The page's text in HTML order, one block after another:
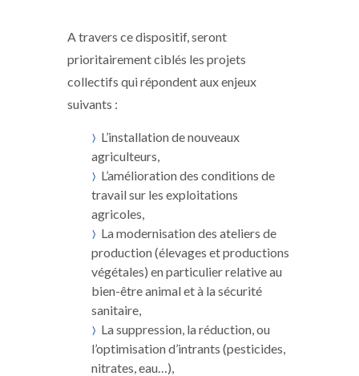
A travers ce dispositif, seront
prioritairement ciblés les projets
collectifs qui répondent aux enjeux
suivants :
L’installation de nouveaux
agriculteurs,
L’amélioration des conditions de
travail sur les exploitations
agricoles,
La modernisation des ateliers de
production (élevages et productions
végétales) en particulier relative au
bien-être animal et à la sécurité
sanitaire,
La suppression, la réduction, ou
l’optimisation d’intrants (pesticides,
nitrates, eau…),